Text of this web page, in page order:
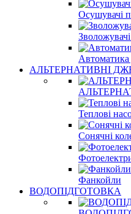
Осушувачі
Автоматика
АЛЬТЕРНАТИВНІ
Теплові
Сонячні
Фанкойли
ВОДОПІДГОТОВКА